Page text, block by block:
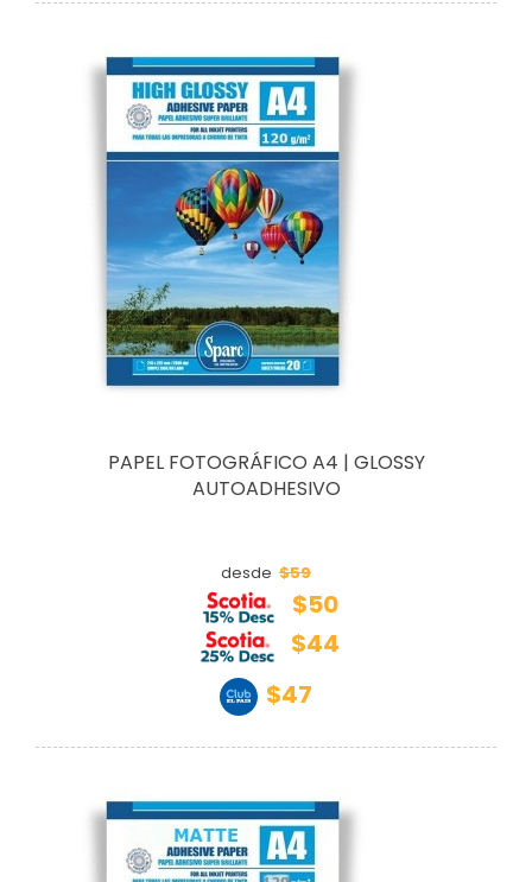
PAPEL FOTOGRÁFICO A4 | GLOSSY
AUTOADHESIVO
desde $59
$50
$44
$47